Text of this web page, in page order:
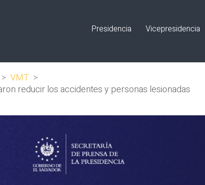
Presidencia Vicepresidencia
> VMT >
reducir los accidentes y personas lesionadas